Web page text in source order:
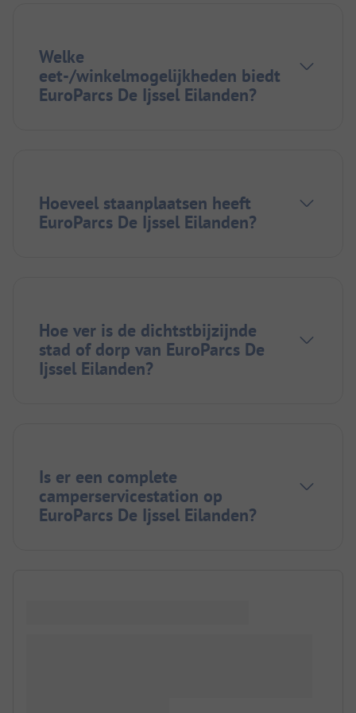
Welke
eet-/winkelmogelijkheden biedt
EuroParcs De Ijssel Eilanden?
Hoeveel staanplaatsen heeft
EuroParcs De Ijssel Eilanden?
Hoe ver is de dichtstbijzijnde
stad of dorp van EuroParcs De
Ijssel Eilanden?
Is er een complete
camperservicestation op
EuroParcs De Ijssel Eilanden?